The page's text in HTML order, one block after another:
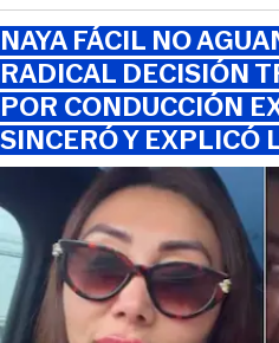
NAYA FÁCIL NO
RADICAL DECISIÓN
POR CONDUCCIÓN
SINCERÓ Y EXPLICÓ